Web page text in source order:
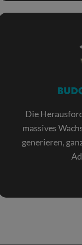
Die
massives
generieren,